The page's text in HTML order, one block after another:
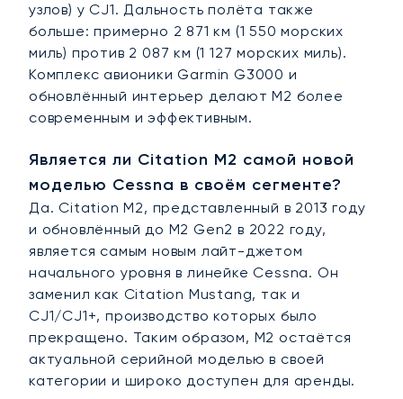
узлов) у CJ1. Дальность полёта также
больше: примерно 2 871 км (1 550 морских
миль) против 2 087 км (1 127 морских миль).
Комплекс авионики Garmin G3000 и
обновлённый интерьер делают M2 более
современным и эффективным.
Является ли Citation M2 самой новой
моделью Cessna в своём сегменте?
Да. Citation M2, представленный в 2013 году
и обновлённый до M2 Gen2 в 2022 году,
является самым новым лайт-джетом
начального уровня в линейке Cessna. Он
заменил как Citation Mustang, так и
CJ1/CJ1+, производство которых было
прекращено. Таким образом, M2 остаётся
актуальной серийной моделью в своей
категории и широко доступен для аренды.